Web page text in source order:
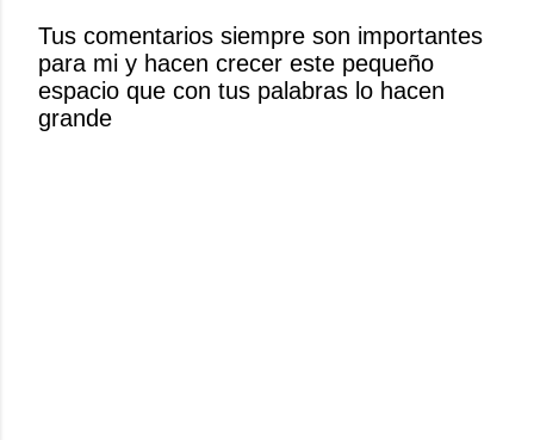
u
n
c
o
Tus comentarios siempre son importantes
para mi y hacen crecer este pequeño
espacio que con tus palabras lo hacen
grande